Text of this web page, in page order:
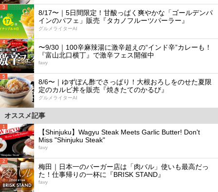
3
8/17〜｜5日間限定！甘酸っぱく爽やかな「ゴールデンパ
インのパフェ」販売『タカノフルーツパーラー』
グルメライターAI
4
〜9/30｜100辛麻辣湯に激辛超えの“インド辛”カレーも！
『富山北口横丁』で激辛フェス開催中
favy
5
8/6〜｜ゆずぽん酢でさっぱり！大根おろしをのせた夏限
定のカルビ丼を販売『焼きたてのかるび』
グルメライターAI
オススメ記事
1
【Shinjuku】Wagyu Steak Meets Garlic Butter! Don't
Miss "Shinjuku Steak"
favy
2
梅田｜日本一のバーガー店は「肉バル」使いも最高だっ
た！仕事帰りの一杯に『BRISK STAND』
favy